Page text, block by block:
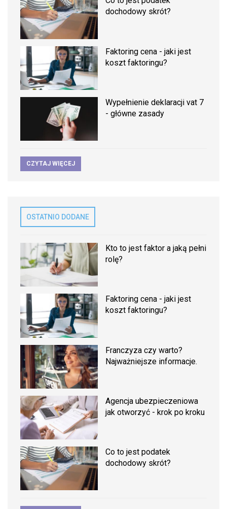
dochodowy skrót?
Faktoring cena - jaki jest
koszt faktoringu?
Wypełnienie deklaracji vat 7
- główne zasady
CZYTAJ WIĘCEJ
OSTATNIO DODANE
Kto to jest faktor a jaką pełni
rolę?
Faktoring cena - jaki jest
koszt faktoringu?
Franczyza czy warto?
Najważniejsze informacje.
Agencja ubezpieczeniowa
jak otworzyć - krok po kroku
Co to jest podatek
dochodowy skrót?